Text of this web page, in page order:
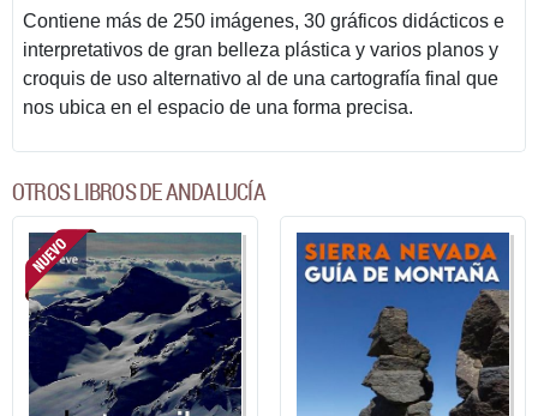
Contiene más de 250 imágenes, 30 gráficos didácticos e
interpretativos de gran belleza plástica y varios planos y
croquis de uso alternativo al de una cartografía final que
nos ubica en el espacio de una forma precisa.
OTROS LIBROS DE ANDALUCÍA